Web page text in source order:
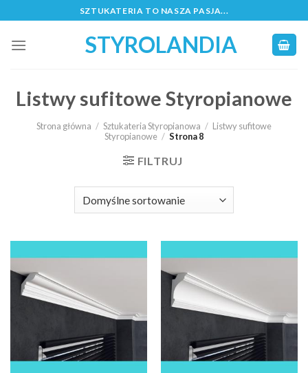
to
content
SZTUKATERIA TO NASZA PASJA...
STYROLANDIA
Listwy sufitowe Styropianowe
Strona główna / Sztukateria Styropianowa / Listwy sufitowe
Styropianowe / Strona 8
FILTRUJ